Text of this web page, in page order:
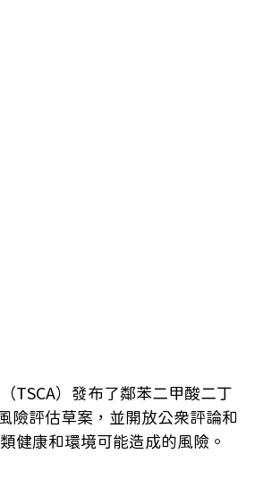
TSCA）發布了鄰苯二甲酸二丁
險評估草案，並開放公眾評論和
健康和環境可能造成的風險。